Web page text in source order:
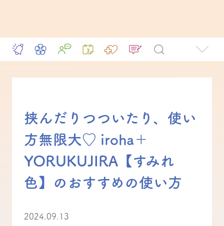
挟んだりつついたり、使い
方無限大♡ iroha＋
YORUKUJIRA【すみれ
色】のおすすめの使い方
2024.09.13